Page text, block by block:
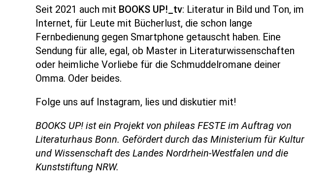
Seit 2021 auch mit BOOKS UP!_tv: Literatur in Bild und Ton, im
Internet, für Leute mit Bücherlust, die schon lange
Fernbedienung gegen Smartphone getauscht haben. Eine
Sendung für alle, egal, ob Master in Literaturwissenschaften
oder heimliche Vorliebe für die Schmuddelromane deiner
Omma. Oder beides.
Folge uns auf Instagram, lies und diskutier mit!
BOOKS UP! ist ein Projekt von phileas FESTE im Auftrag von
Literaturhaus Bonn. Gefördert durch das Ministerium für Kultur
und Wissenschaft des Landes Nordrhein-Westfalen und die
Kunststiftung NRW.